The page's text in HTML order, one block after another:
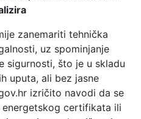
zanemariti tehnička
uz spominjanje
sigurnosti, što je u skladu
uputa, ali bez jasne
izričito navodi da se
certifikata ili